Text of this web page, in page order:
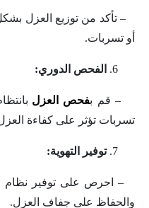
– تأكد من توزيع العزل
أو تسربات.
الفحص الدوري:
– قم بفحص العزل
تسربات تؤثر على كفاءة
توفير التهوية:
– احرص على توفير نظام
والحفاظ على جفاف العزل.